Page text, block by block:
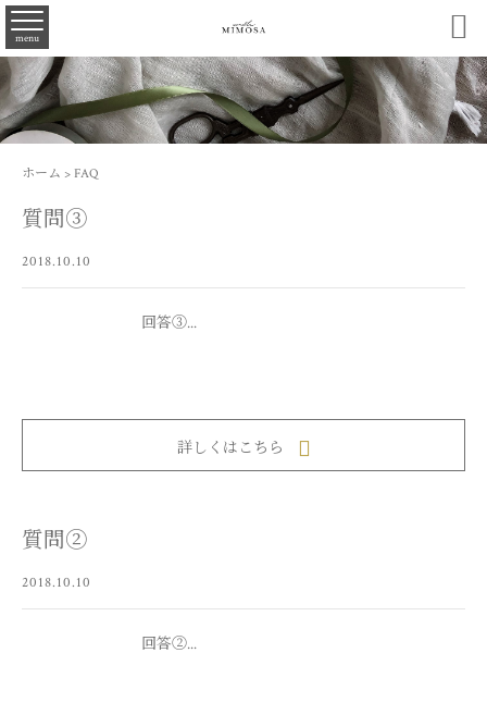
menu 
ホーム > FAQ
質問③
2018.10.10
回答③...
詳しくはこちら
質問②
2018.10.10
回答②...